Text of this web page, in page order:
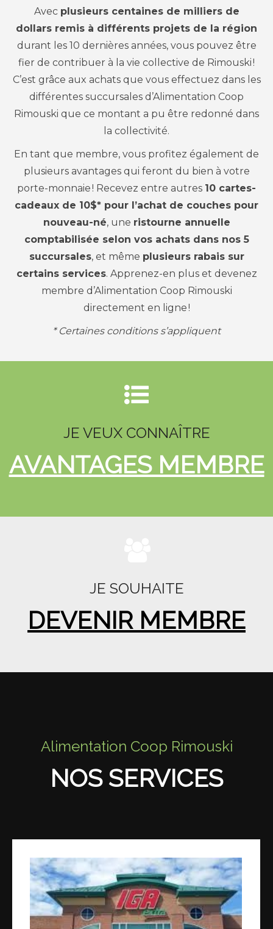
Avec plusieurs centaines de milliers de
dollars remis à différents projets de la région
durant les 10 dernières années, vous pouvez être
fier de contribuer à la vie collective de Rimouski!
C’est grâce aux achats que vous effectuez dans les
différentes succursales d’Alimentation Coop
Rimouski que ce montant a pu être redonné dans
la collectivité.
En tant que membre, vous profitez également de
plusieurs avantages qui feront du bien à votre
porte-monnaie! Recevez entre autres 10 cartes-
cadeaux de 10$* pour l’achat de couches pour
nouveau-né, une ristourne annuelle
comptabilisée selon vos achats dans nos 5
succursales, et même plusieurs rabais sur
certains services. Apprenez-en plus et devenez
membre d’Alimentation Coop Rimouski
directement en ligne!
* Certaines conditions s’appliquent
JE VEUX CONNAÎTRE
AVANTAGES MEMBRE
JE SOUHAITE
DEVENIR MEMBRE
Alimentation Coop Rimouski
NOS SERVICES